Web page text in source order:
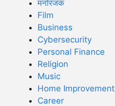
मनोरंजक
Film
Business
Cybersecurity
Personal Finance
Religion
Music
Home Improvement
Career